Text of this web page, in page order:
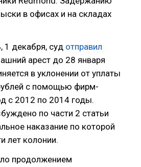
в офисах и на складах
декабря, суд отправил
арест до 28 января
в уклонении от уплаты
с помощью фирм-
с 2012 по 2014 годы.
по части 2 статьи
наказание по которой
лет колонии.
продолжением